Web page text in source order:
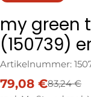
my green
(150739)
Artikelnummer:
Verkaufspreis
79,08 €
Regulärer83,24 €